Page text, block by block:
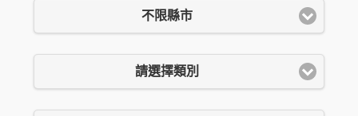
不限縣市
請選擇類別